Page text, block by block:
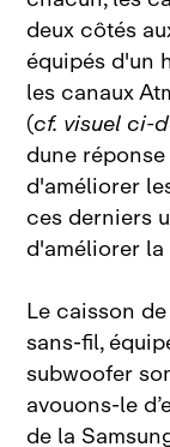
deux côtés
équipés d'un
les canaux
(cf. visuel
dune
d'améliorer
ces derniers
d'améliorer
Le caisson
sans‑fil,
subwoofer
avouons‑le
de la